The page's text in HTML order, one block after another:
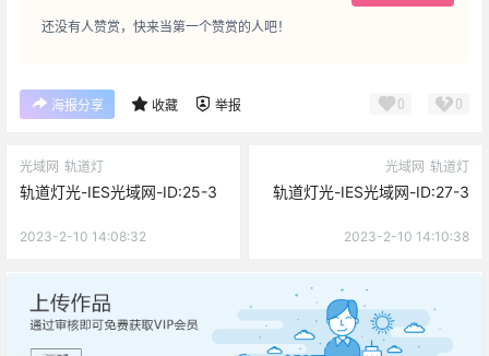
还没有人赞赏，快来当第一个赞赏的人吧！
海报分享 收藏 举报 0 0
光域网 轨道灯
轨道灯光-IES光域网-ID:25-3
2023-2-10 14:08:32
光域网 轨道灯
轨道灯光-IES光域网-ID:27-3
2023-2-10 14:10:38